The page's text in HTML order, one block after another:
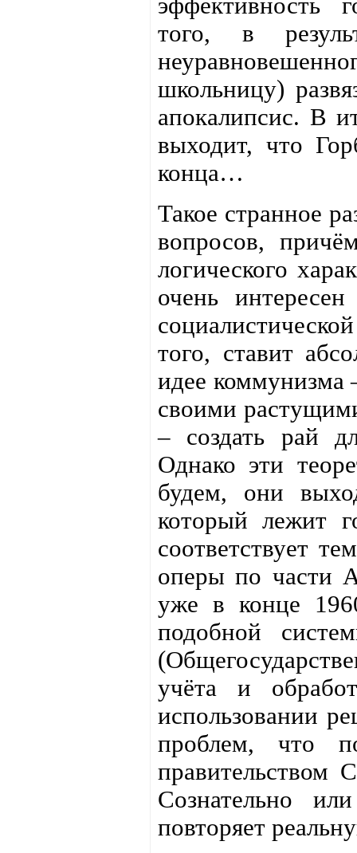
эффективность
того, в
школьницу)
апокалипсис. В
выходит, что
конца…
Такое странное
вопросов,
логического
очень
того, ставит
идее коммунизма
своими
– создать рай
Однако эти
будем, они
который лежит
соответствует
оперы по части
уже в конце
подобной
учёта и
использовании
проблем, что
Сознательно
повторяет